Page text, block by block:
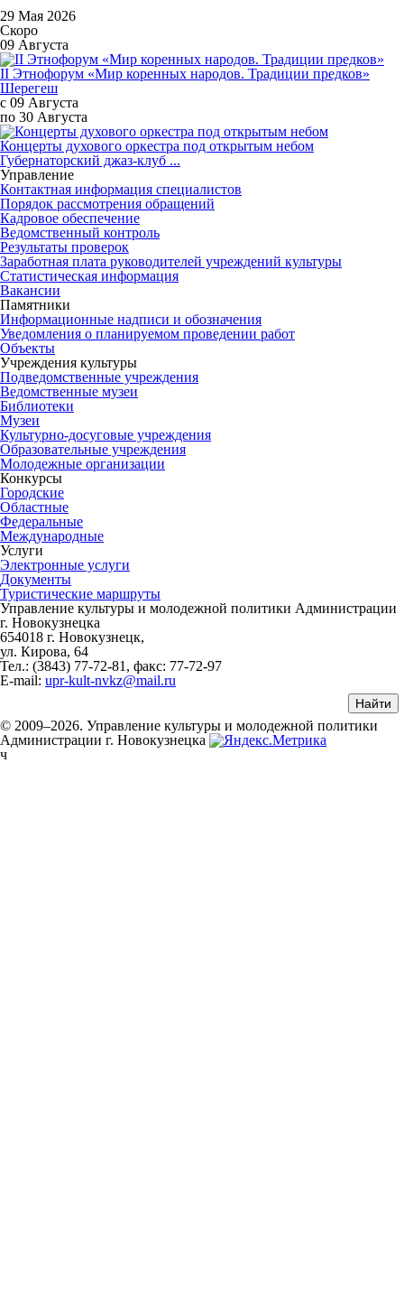
29 Мая 2026
Скоро
09 Августа
II Этнофорум «Мир коренных народов. Традиции предков»
Шерегеш
с 09 Августа
по 30 Августа
Концерты духового оркестра под открытым небом
Губернаторский джаз-клуб ...
Управление
Контактная информация специалистов
Порядок рассмотрения обращений
Кадровое обеспечение
Ведомственный контроль
Результаты проверок
Заработная плата руководителей учреждений культуры
Статистическая информация
Вакансии
Памятники
Информационные надписи и обозначения
Уведомления о планируемом проведении работ
Объекты
Учреждения культуры
Подведомственные учреждения
Ведомственные музеи
Библиотеки
Музеи
Культурно-досуговые учреждения
Образовательные учреждения
Молодежные организации
Конкурсы
Городские
Областные
Федеральные
Международные
Услуги
Электронные услуги
Документы
Туристические маршруты
Управление культуры и молодежной политики Администрации
г. Новокузнецка
654018 г. Новокузнецк,
ул. Кирова, 64
Тел.: (3843) 77-72-81 , факс: 77-72-97
E-mail: upr-kult-nvkz@mail.ru
© 2009–2026. Управление культуры и молодежной политики
Администрации г. Новокузнецка
ч